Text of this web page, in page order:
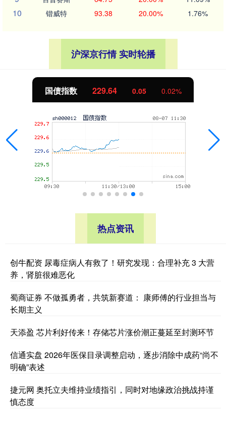
10 锴威特 93.38 20.00% 1.76%
沪深京行情 实时轮播
国债指数 229.64 0.05 0.02%
热点资讯
创牛配资 尿毒症病人有救了！研究发现：合理补充 3 大营
养，肾脏很难恶化
蜀商证券 不做孤勇者，共筑新赛道： 康师傅的行业担当与
长期主义
天添盈 芯片利好传来！存储芯片涨价潮正蔓延至封测环节
信通实盘 2026年医保目录调整启动，逐步消除中成药“尚不
明确”表述
捷元网 奥托立夫维持业绩指引，同时对地缘政治挑战持谨
慎态度